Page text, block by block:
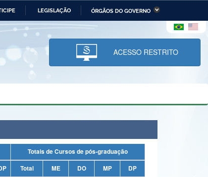
LEGISLAÇÃO ÓRGÃOS DO GOVERNO
Economia Ministério da Infraestrutura
Ministério da Ciência,
Tecnologia, Inovações e
Comunicações
Humanos
ACESSO RESTRITO
Totais de Cursos de pós-graduação
Total ME DO MP
DP